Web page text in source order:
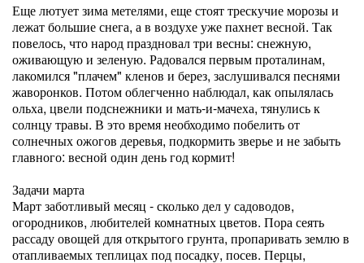
Еще лютует зима метелями, еще стоят трескучие морозы и
лежат большие снега, а в воздухе уже пахнет весной. Так
повелось, что народ праздновал три весны: снежную,
оживающую и зеленую. Радовался первым проталинам,
лакомился "плачем" кленов и берез, заслушивался песнями
жаворонков. Потом облегченно наблюдал, как опылялась
ольха, цвели подснежники и мать-и-мачеха, тянулись к
солнцу травы. В это время необходимо побелить от
солнечных ожогов деревья, подкормить зверье и не забыть
главного: весной один день год кормит!
Задачи марта
Март заботливый месяц - сколько дел у садоводов,
огородников, любителей комнатных цветов. Пора сеять
рассаду овощей для открытого грунта, пропаривать землю в
отапливаемых теплицах под посадку, посев. Перцы,